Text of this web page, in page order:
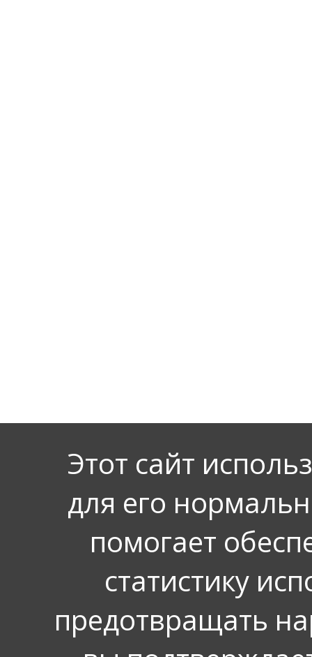
Этот сайт
для его
помогает
статистику
предотвращать